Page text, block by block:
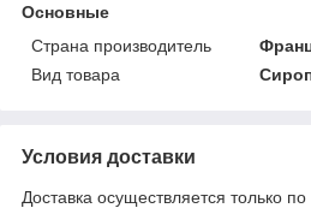
Основные
Страна производитель
Вид товара
Условия доставки
Доставка осуществляется только по